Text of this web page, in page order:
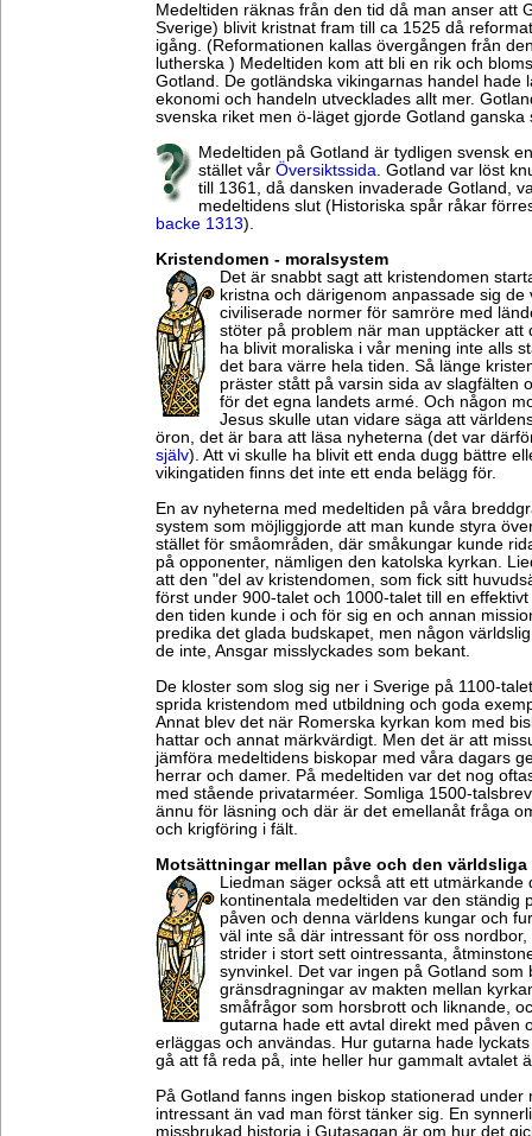
Medeltiden räknas från den tid då man anser att
Sverige) blivit kristnat fram till ca 1525 då
igång. (Reformationen kallas övergången från
lutherska ) Medeltiden kom att bli en rik och
Gotland. De gotländska vikingarnas handel hade
ekonomi och handeln utvecklades allt mer.
svenska riket men ö-läget gjorde Gotland ganska
Medeltiden på Gotland är tydligen svensk
stället vår Översiktssida. Gotland var löst
till 1361, då dansken invaderade Gotland,
medeltidens slut (Historiska spår råkar
backe 1313).
Kristendomen - moralsystem
Det är snabbt sagt att kristendomen
kristna och därigenom anpassade sig
civiliserade normer för samröre med
stöter på problem när man upptäcker att
ha blivit moraliska i vår mening inte alls
det bara värre hela tiden. Så länge
präster stått på varsin sida av slagfälten
för det egna landets armé. Och någon
Jesus skulle utan vidare säga att
öron, det är bara att läsa nyheterna (det var
själv). Att vi skulle ha blivit ett enda dugg bättre
vikingatiden finns det inte ett enda belägg för.
En av nyheterna med medeltiden på våra
system som möjliggjorde att man kunde styra
stället för småområden, där småkungar kunde
på opponenter, nämligen den katolska kyrkan.
att den "del av kristendomen, som fick sitt
först under 900-talet och 1000-talet till en
den tiden kunde i och för sig en och annan
predika det glada budskapet, men någon
de inte, Ansgar misslyckades som bekant.
De kloster som slog sig ner i Sverige på 1100-
sprida kristendom med utbildning och goda
Annat blev det när Romerska kyrkan kom med
hattar och annat märkvärdigt. Men det är att
jämföra medeltidens biskopar med våra dagars
herrar och damer. På medeltiden var det nog
med stående privatarméer. Somliga 1500-
ännu för läsning och där är det emellanåt fråga
och krigföring i fält.
Motsättningar mellan påve och den världsliga
Liedman säger också att ett utmärkande
kontinentala medeltiden var den ständig
påven och denna världens kungar och
väl inte så där intressant för oss
strider i stort sett ointressanta,
synvinkel. Det var ingen på Gotland som
gränsdragningar av makten mellan
småfrågor som horsbrott och liknande,
gutarna hade ett avtal direkt med påven
erläggas och användas. Hur gutarna hade
gå att få reda på, inte heller hur gammalt avtalet
På Gotland fanns ingen biskop stationerad under
intressant än vad man först tänker sig. En
missbrukad historia i Gutasagan är om hur det